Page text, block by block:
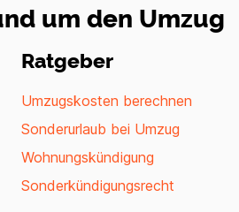
um den Umzug
Ratgeber
Umzugskosten berechnen
Sonderurlaub bei Umzug
Wohnungskündigung
Sonderkündigungsrecht